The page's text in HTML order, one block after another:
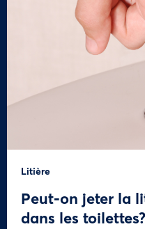
Litière
Peut-on jeter la
dans les toilettes?